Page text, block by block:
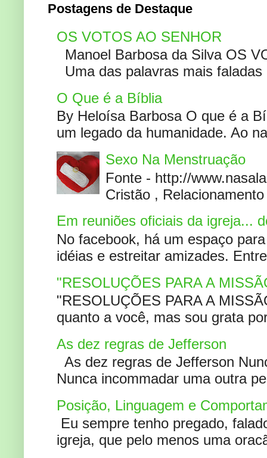
Postagens de Destaque
OS VOTOS AO SENHOR
Manoel Barbosa da Silva OS
Uma das palavras mais
O Que é a Bíblia
By Heloísa Barbosa O que é a
um legado da humanidade. Ao
Sexo Na Menstruação
Fonte - http://
Cristão ,
Em reuniões oficiais da igreja...
No facebook, há um espaço
idéias e estreitar amizades.
"RESOLUÇÕES PARA A
"RESOLUÇÕES PARA A
quanto a você, mas sou grata
As dez regras de Jefferson
As dez regras de Jefferson
Nunca incommadar uma outra
Posição, Linguagem e
Eu sempre tenho pregado,
igreja, que pelo menos uma